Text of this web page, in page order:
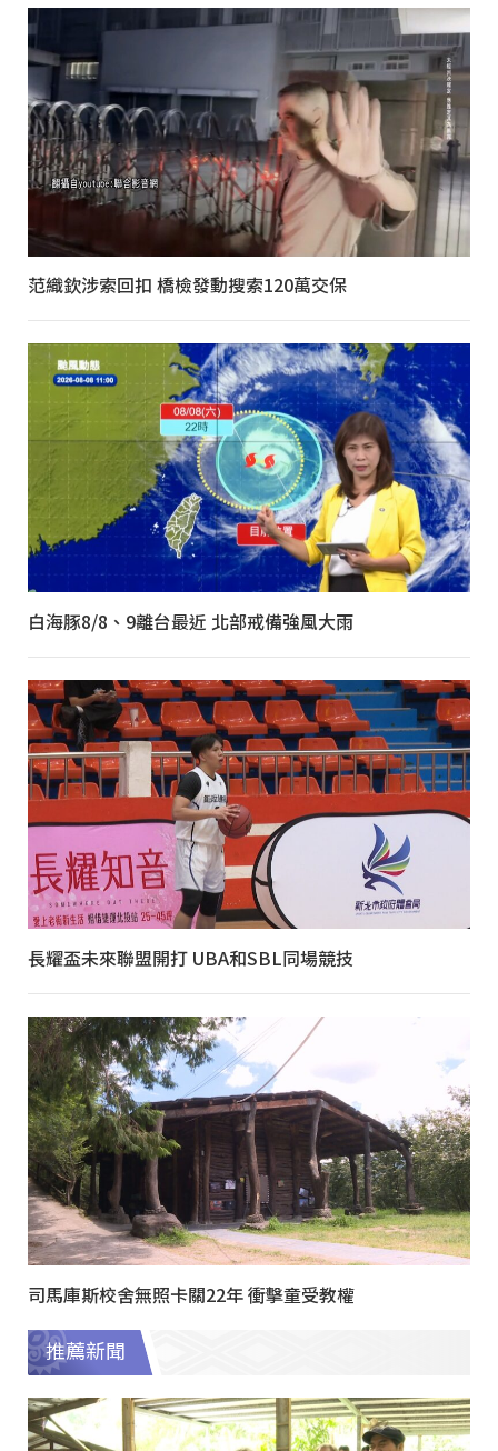
范織欽涉索回扣 橋檢發動搜索120萬交保
白海豚8/8、9離台最近 北部戒備強風大雨
長耀盃未來聯盟開打 UBA和SBL同場競技
司馬庫斯校舍無照卡關22年 衝擊童受教權
推薦新聞